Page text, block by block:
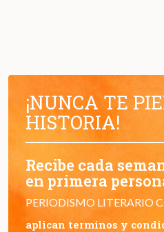
¡NUNCA TE
HISTORIA!
Recibe cada
en primera
PERIODISMO LITERARIO
aplican terminos y